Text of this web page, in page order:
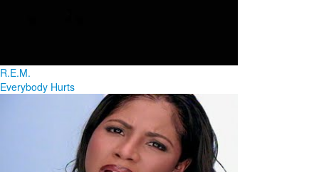
R.E.M.
Everybody Hurts